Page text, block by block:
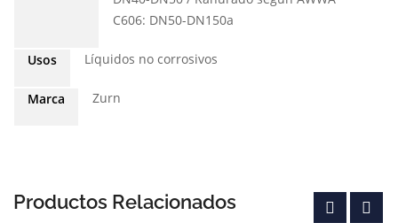
C606: DN50-DN150a
Usos Líquidos no corrosivos
Marca Zurn
Productos Relacionados